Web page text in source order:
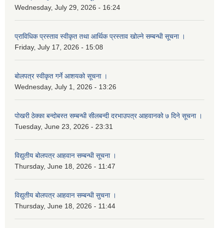
Wednesday, July 29, 2026 - 16:24
प्राविधिक प्रस्ताव स्वीकृत तथा आर्थिक प्रस्ताव खोल्ने सम्बन्धी सूचना ।
Friday, July 17, 2026 - 15:08
बोलपत्र स्वीकृत गर्ने आशयको सूचना ।
Wednesday, July 1, 2026 - 13:26
पोखरी ठेक्का बन्दोबस्त सम्बन्धी सीलबन्दी दरभाउपत्र आहवानको ७ दिने सूचना ।
Tuesday, June 23, 2026 - 23:31
विद्युतीय बोलपत्र आहवान सम्बन्धी सूचना ।
Thursday, June 18, 2026 - 11:47
विद्युतीय बोलपत्र आहवान सम्बन्धी सुचना ।
Thursday, June 18, 2026 - 11:44